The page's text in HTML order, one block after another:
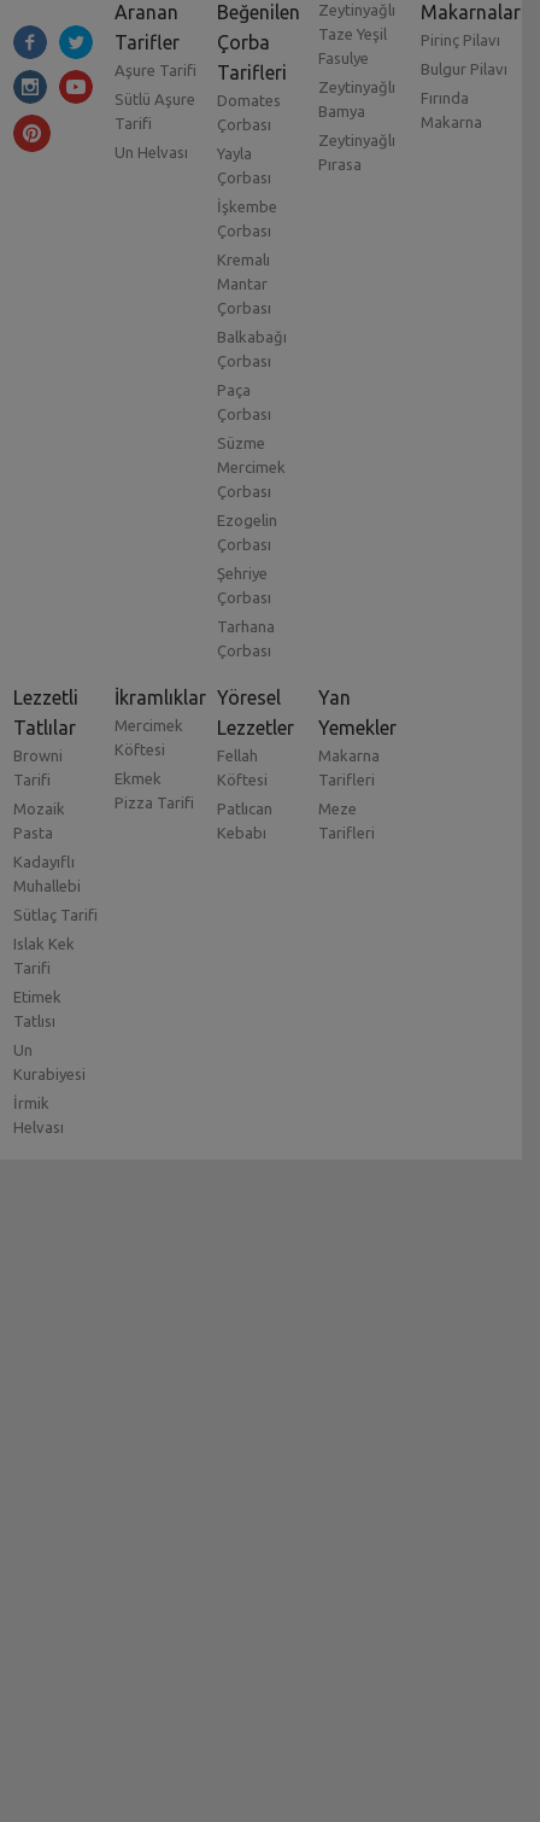
Aranan
Tarifler
Aşure Tarifi
Sütlü Aşure
Tarifi
Un Helvası
Beğenilen
Çorba
Tarifleri
Domates
Çorbası
Yayla
Çorbası
İşkembe
Çorbası
Kremalı
Mantar
Çorbası
Balkabağı
Çorbası
Paça
Çorbası
Süzme
Mercimek
Çorbası
Ezogelin
Çorbası
Şehriye
Çorbası
Tarhana
Çorbası
Zeytinyağlı
Taze Yeşil
Fasulye
Zeytinyağlı
Bamya
Zeytinyağlı
Pırasa
Makarnalar
Pirinç Pilavı
Bulgur Pilavı
Fırında
Makarna
Lezzetli
Tatlılar
Browni
Tarifi
Mozaik
Pasta
Kadayıflı
Muhallebi
Sütlaç Tarifi
Islak Kek
Tarifi
Etimek
Tatlısı
Un
Kurabiyesi
İrmik
Helvası
İkramlıklar
Mercimek
Köftesi
Ekmek
Pizza Tarifi
Yöresel
Lezzetler
Fellah
Köftesi
Patlıcan
Kebabı
Yan
Yemekler
Makarna
Tarifleri
Meze
Tarifleri